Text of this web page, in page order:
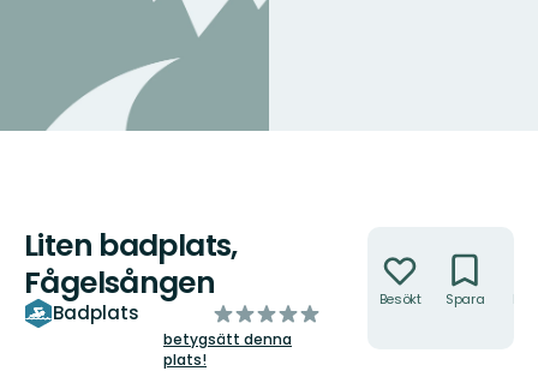
Liten badplats,
Fågelsången
Badplats
av
5
betygsätt denna
plats!
Besökt Spara